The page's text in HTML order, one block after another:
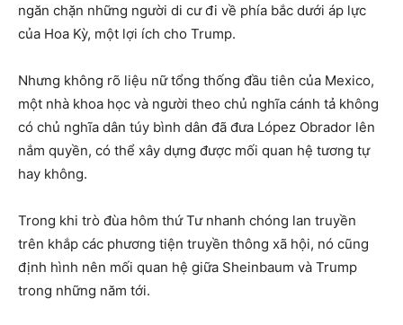
ngăn chặn những người di cư đi về phía bắc dưới áp lực
của Hoa Kỳ, một lợi ích cho Trump.
Nhưng không rõ liệu nữ tổng thống đầu tiên của Mexico,
một nhà khoa học và người theo chủ nghĩa cánh tả không
có chủ nghĩa dân túy bình dân đã đưa López Obrador lên
nắm quyền, có thể xây dựng được mối quan hệ tương tự
hay không.
Trong khi trò đùa hôm thứ Tư nhanh chóng lan truyền
trên khắp các phương tiện truyền thông xã hội, nó cũng
định hình nên mối quan hệ giữa Sheinbaum và Trump
trong những năm tới.